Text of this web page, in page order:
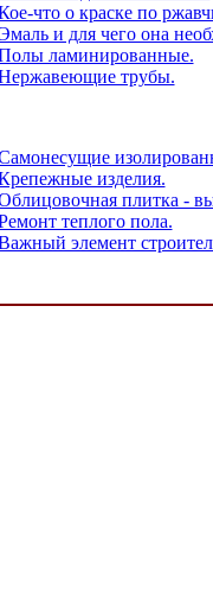
что о краске по
и для чего она
ламинированные.
трубы.
изделия.
плитка -
теплого пола.
элемент